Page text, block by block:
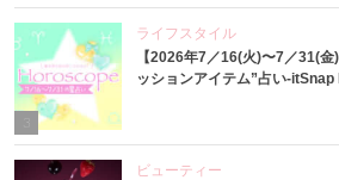
3
ライフスタイル
【2026年7／16(火)〜7／31(
ッションアイテム”占い-
ビューティー